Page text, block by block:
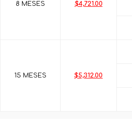
8 MESES $4,721.00
15 MESES $5,312.00